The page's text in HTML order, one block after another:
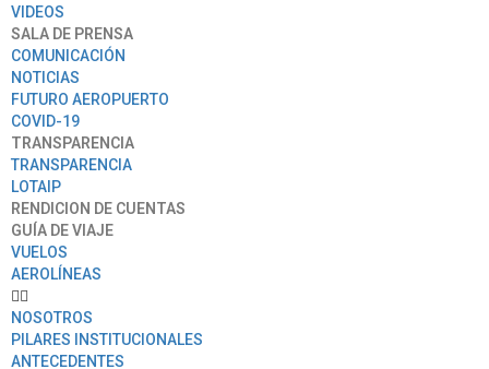
VIDEOS
SALA DE PRENSA
COMUNICACIÓN
NOTICIAS
FUTURO AEROPUERTO
COVID-19
TRANSPARENCIA
TRANSPARENCIA
LOTAIP
RENDICION DE CUENTAS
GUÍA DE VIAJE
VUELOS
AEROLÍNEAS
NOSOTROS
PILARES INSTITUCIONALES
ANTECEDENTES